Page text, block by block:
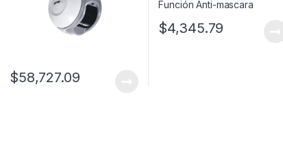
$58,727.09
$4,345.79